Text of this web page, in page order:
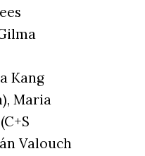
Kang
Maria
Valouch